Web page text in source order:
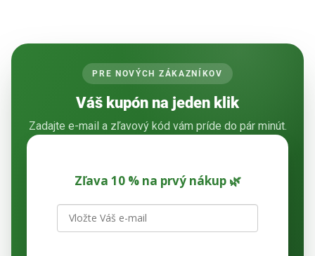
PRE NOVÝCH ZÁKAZNÍKOV
Váš kupón na jeden klik
Zadajte e-mail a zľavový kód vám príde do pár minút.
Zľava 10 % na prvý nákup 🌿